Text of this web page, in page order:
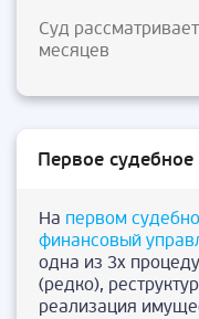
Суд
месяцев
Первое судебное
На первом
финансовый
одна из 3х
(редко),
реализация